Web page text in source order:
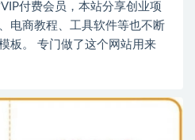
付费会员，本站分享创业项
电商教程、工具软件等也不断
板。 专门做了这个网站用来